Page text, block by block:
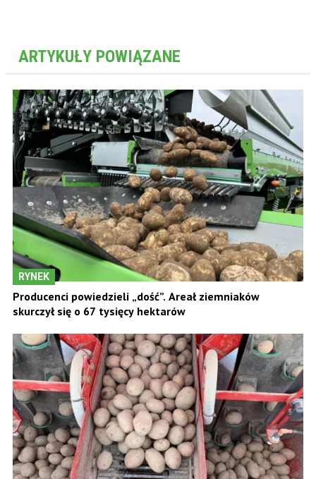
ARTYKUŁY POWIĄZANE
RYNEK
Producenci powiedzieli „dość”. Areał ziemniaków
skurczył się o 67 tysięcy hektarów